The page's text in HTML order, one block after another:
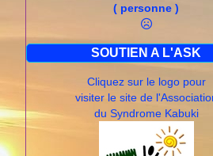
( personne )
SOUTIEN A L'ASK
Cliquez sur le logo pour
visiter le site de
du Syndrome Kabuki